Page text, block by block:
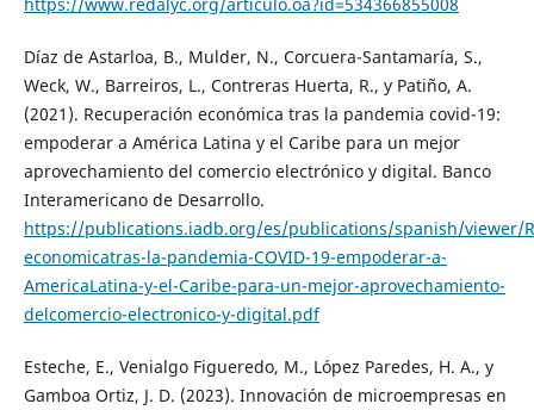
Díaz de Astarloa, B., Mulder, N., Corcuera-Santamaría, S.,
Weck, W., Barreiros, L., Contreras Huerta, R., y Patiño, A.
(2021). Recuperación económica tras la pandemia covid-19:
empoderar a América Latina y el Caribe para un mejor
aprovechamiento del comercio electrónico y digital. Banco
Interamericano de Desarrollo.
https://publications.iadb.org/es/publications/spanish/viewer/
economicatras-la-pandemia-COVID-19-empoderar-a-
AmericaLatina-y-el-Caribe-para-un-mejor-aprovechamiento-
delcomercio-electronico-y-digital.pdf
Esteche, E., Venialgo Figueredo, M., López Paredes, H. A., y
Gamboa Ortiz, J. D. (2023). Innovación de microempresas en